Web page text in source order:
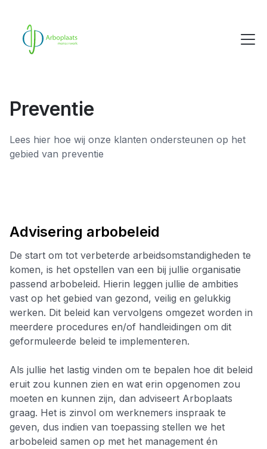
Preventie
Lees hier hoe wij onze klanten ondersteunen op het
gebied van preventie
Advisering arbobeleid
De start om tot verbeterde arbeidsomstandigheden te
komen, is het opstellen van een bij jullie organisatie
passend arbobeleid. Hierin leggen jullie de ambities
vast op het gebied van gezond, veilig en gelukkig
werken. Dit beleid kan vervolgens omgezet worden in
meerdere procedures en/of handleidingen om dit
geformuleerde beleid te implementeren.
Als jullie het lastig vinden om te bepalen hoe dit beleid
eruit zou kunnen zien en wat erin opgenomen zou
moeten en kunnen zijn, dan adviseert Arboplaats
graag. Het is zinvol om werknemers inspraak te
geven, dus indien van toepassing stellen we het
arbobeleid samen op met het management én